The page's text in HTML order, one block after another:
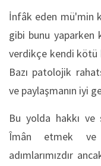
İnfâk eden mü'min
gibi bunu yaparken
verdikçe kendi kötü
Bazı patolojik
ve paylaşmanın iyi
Bu yolda hakkı ve
Îmân etmek ve
adımlarımızdır